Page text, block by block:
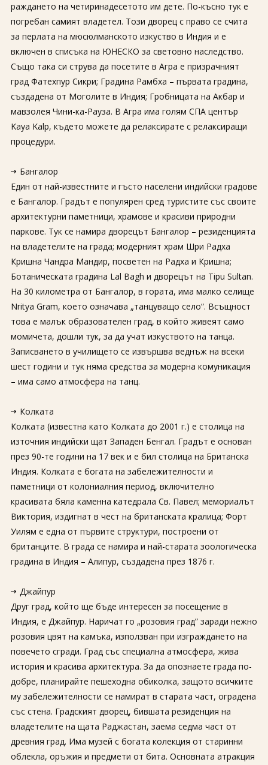
раждането на четиринадесетото им дете. По-късно тук е
погребан самият владетел. Този дворец с право се счита
за перлата на мюсюлманското изкуство в Индия и е
включен в списъка на ЮНЕСКО за световно наследство.
Също така си струва да посетите в Агра е призрачният
град Фатехпур Сикри; Градина Рамбха – първата градина,
създадена от Моголите в Индия; Гробницата на Акбар и
мавзолея Чини-ка-Рауза. В Агра има голям СПА център
Kaya Kalp, където можете да релаксирате с релаксиращи
процедури.
Бангалор
Един от най-известните и гъсто населени индийски градове
е Бангалор. Градът е популярен сред туристите със своите
архитектурни паметници, храмове и красиви природни
паркове. Тук се намира дворецът Бангалор – резиденцията
на владетелите на града; модерният храм Шри Радха
Кришна Чандра Мандир, посветен на Радха и Кришна;
Ботаническата градина Lal Bagh и дворецът на Tipu Sultan.
На 30 километра от Бангалор, в гората, има малко селище
Nritya Gram, което означава „танцуващо село“. Всъщност
това е малък образователен град, в който живеят само
момичета, дошли тук, за да учат изкуството на танца.
Записването в училището се извършва веднъж на всеки
шест години и тук няма средства за модерна комуникация
– има само атмосфера на танц.
Колката
Колката (известна като Колката до 2001 г.) е столица на
източния индийски щат Западен Бенгал. Градът е основан
през 90-те години на 17 век и е бил столица на Британска
Индия. Колката е богата на забележителности и
паметници от колониалния период, включително
красивата бяла каменна катедрала Св. Павел; мемориалът
Виктория, издигнат в чест на британската кралица; Форт
Уилям е една от първите структури, построени от
британците. В града се намира и най-старата зоологическа
градина в Индия – Алипур, създадена през 1876 г.
Джайпур
Друг град, който ще бъде интересен за посещение в
Индия, е Джайпур. Наричат ​​го „розовия град” заради нежно
розовия цвят на камъка, използван при изграждането на
повечето сгради. Град със специална атмосфера, жива
история и красива архитектура. За да опознаете града по-
добре, планирайте пешеходна обиколка, защото всичките
му забележителности се намират в старата част, оградена
със стена. Градският дворец, бившата резиденция на
владетелите на щата Раджастан, заема седма част от
древния град. Има музей с богата колекция от старинни
облекла, оръжия и предмети от бита. Основната атракция